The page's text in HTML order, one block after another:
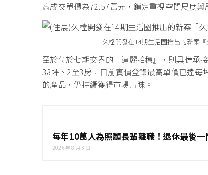
高成交單價為72.57萬元，鎖定重視空間尺度與
久樘開發在14期生活圈推出的新案
至於位於七期交界的『達麗拾穗』，則具備承
38坪、2至3房，目前實價登錄最高單價已達
的產品，仍持續獲得市場青睞。
每年10萬人為照顧長輩離職！退休最後
2026 年 8 月 3 日